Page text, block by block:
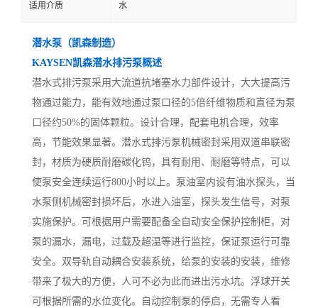
适用介质 水
潜水泵（凯森制造）
KAYSEN凯森潜水排污泵概述
潜水式排污泵采用大流道抗堵塞水力部件设计，大大提高污
物通过能力，能有效地通过泵口径的5倍纤维物质和直径为泵
口径约50%的固体颗粒。设计合理，配套电机合理，效率
高，节能效果显著。潜水式排污泵机械密封采用双道串联密
封，材质为硬质耐磨碳化钨，具有耐用、耐磨等特点，可以
使泵安全连续运行800小时以上。泵油室内设有油水探头，当
水泵侧机械密封损坏后，水进入油室，探头发生信号，对泵
实施保护。可根据用户需要配备全自动安全保护控制柜，对
泵的漏水，漏电，过载及超温等进行监控，保证泵运行可靠
安全。双导轨自动耦合安装系统，给泵的安装的安装，维修
带来了极大的方便，人可不必为此而进出污水坑。浮球开关
可根据所需的水位变化。自动控制泵的停启，无需专人看